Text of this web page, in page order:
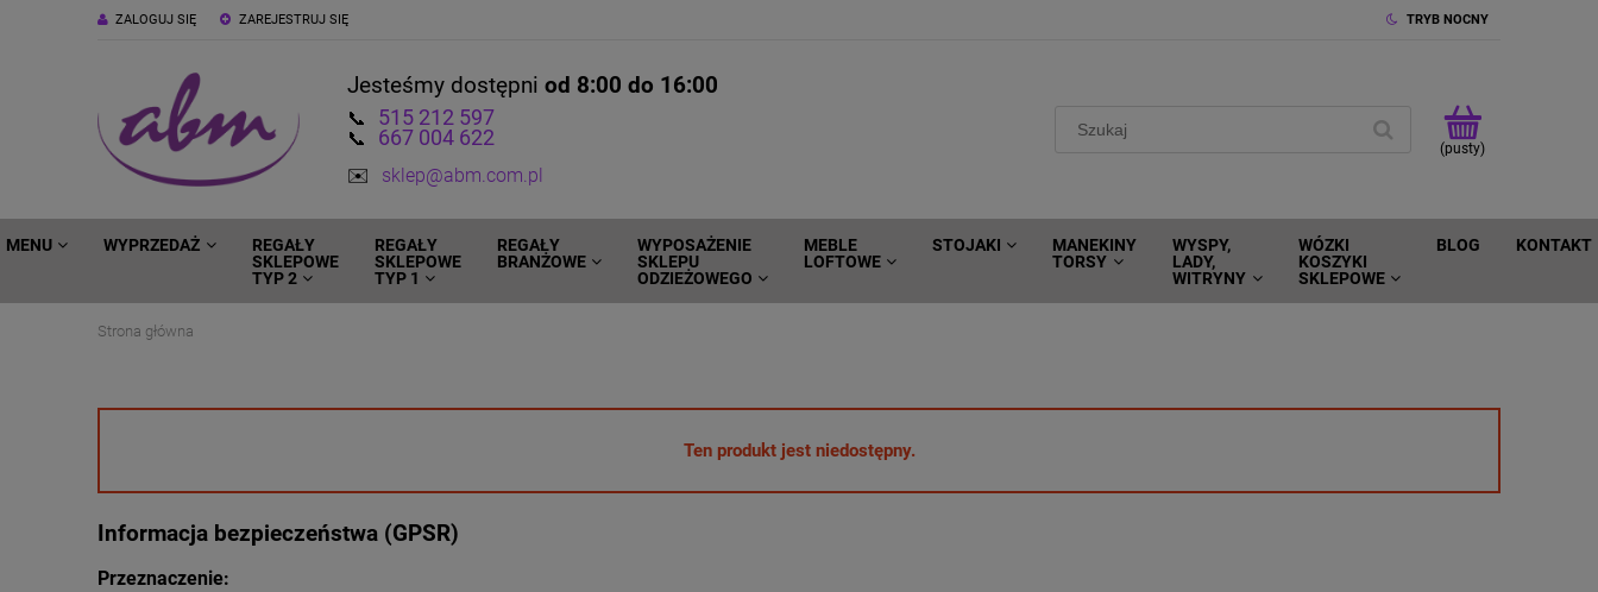
ZAREJESTRUJ SIĘ
ZALOGUJ SIĘ TRYB NOCNY
Jesteśmy dostępni od 8:00 do 16:00
📞 515 212 597
📞 667 004 622
✉️ sklep@abm.com.pl
(pusty)
MENU WYPRZEDAŻ
REGAŁY
SKLEPOWE
TYP 2
REGAŁY
SKLEPOWE
TYP 1
REGAŁY
BRANŻOWE
WYPOSAŻENIE
SKLEPU
ODZIEŻOWEGO
MEBLE
LOFTOWE
STOJAKI
MANEKINY
TORSY
WYSPY,
LADY,
WITRYNY
WÓZKI
KOSZYKI
SKLEPOWE
BLOG KONTAKT
Strona główna
Ten produkt jest niedostępny.
Informacja bezpieczeństwa (GPSR)
Przeznaczenie: